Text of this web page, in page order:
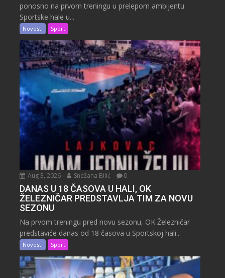
ponosno na prvom treningu u prelepom ambijentu
Sportske hale u...
Novosti Sport
Aug 3, 2026 Snežana Bilić 0
DANAS U 18 ČASOVA U HALI, OK
ŽELEZNIČAR PREDSTAVLJA TIM ZA NOVU
SEZONU
Na prvom treningu pred novu sezonu, OK Železničar
predstaviće danas od 18 časova u Sportskoj hali...
Novosti Sport